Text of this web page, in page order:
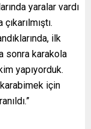
yaralar vardı
ilk
sonra karakola
yapıyorduk.
için